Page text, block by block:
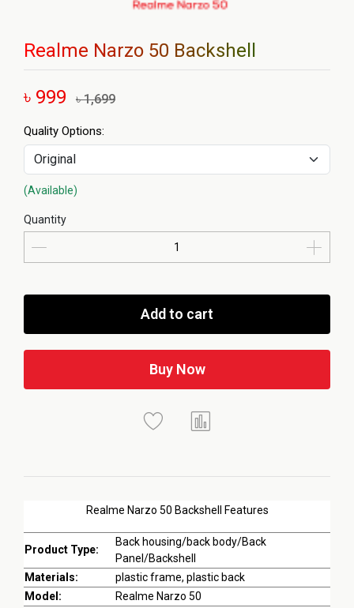
Realme Narzo 50 Backshell
৳ 999 ৳ 1,699
Realme Narzo 50 Backshell Features
Product Type:
Back housing/back body/Back
Panel/Backshell
Materials:
plastic frame, plastic back
Model:
Realme Narzo 50
Quality Options:
(Available)
Quantity
Add to cart
Buy Now